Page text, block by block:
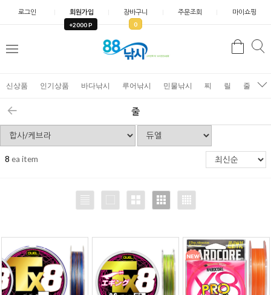
로그인 회원가입
+2000 P
장바구니
0
주문조회 마이쇼핑
검
신상품 인기상품 바다낚시 루어낚시 민물낚시 찌 릴 줄
줄
8 ea item